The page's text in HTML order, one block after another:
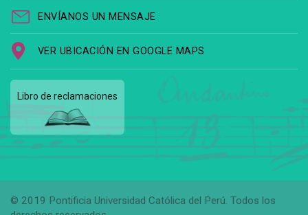
ENVÍANOS UN MENSAJE
VER UBICACIÓN EN GOOGLE MAPS
Libro de reclamaciones
© 2019 Pontificia Universidad Católica del Perú. Todos los